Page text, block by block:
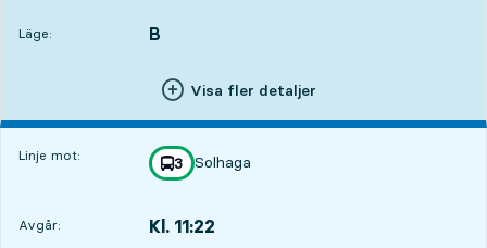
Läge:
LÄGE, B
,
Visa fler detaljer
Linje mot: linje
3
mot
Solhaga
,
Avgår: Kl. 11:22